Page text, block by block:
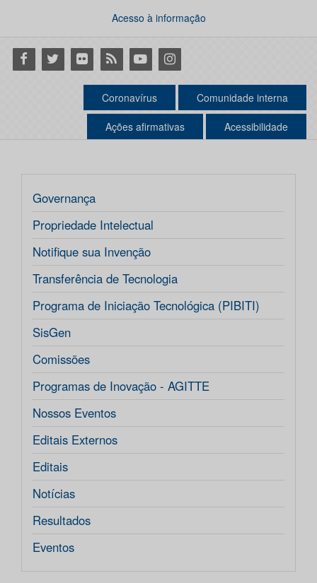
Acesso à informação
Facebook
Twitter Flickr RSS YoutubeInstagram
Coronavírus Comunidade interna
Ações afirmativas Acessibilidade
Governança
Propriedade Intelectual
Notifique sua Invenção
Transferência de Tecnologia
Programa de Iniciação Tecnológica (PIBITI)
SisGen
Comissões
Programas de Inovação - AGITTE
Nossos Eventos
Editais Externos
Editais
Notícias
Resultados
Eventos